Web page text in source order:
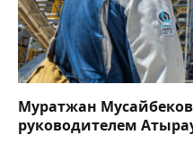
Муратжан
руководителем